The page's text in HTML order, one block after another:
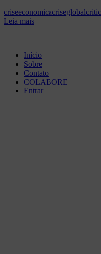
criseeconomicacriseglobal
Leia mais
Início
Sobre
Contato
COLABORE
Entrar